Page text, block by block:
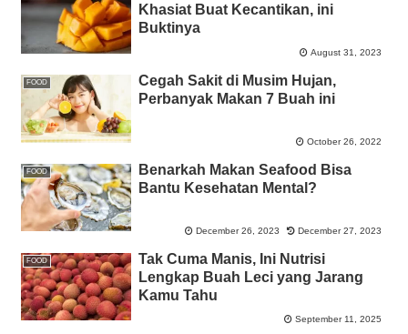
Khasiat Buat Kecantikan, ini
Buktinya
August 31, 2023
FOOD
Cegah Sakit di Musim Hujan,
Perbanyak Makan 7 Buah ini
October 26, 2022
FOOD
Benarkah Makan Seafood Bisa
Bantu Kesehatan Mental?
December 26, 2023 December 27, 2023
FOOD
Tak Cuma Manis, Ini Nutrisi
Lengkap Buah Leci yang Jarang
Kamu Tahu
September 11, 2025